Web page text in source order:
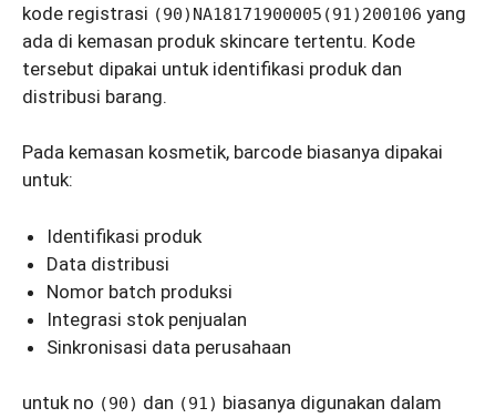
kode registrasi (90)NA18171900005(91)200106 yang
ada di kemasan produk skincare tertentu. Kode
tersebut dipakai untuk identifikasi produk dan
distribusi barang.
Pada kemasan kosmetik, barcode biasanya dipakai
untuk:
Identifikasi produk
Data distribusi
Nomor batch produksi
Integrasi stok penjualan
Sinkronisasi data perusahaan
untuk no (90) dan (91) biasanya digunakan dalam